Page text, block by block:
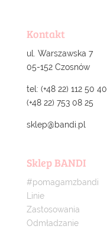
Kontakt
ul. Warszawska 7
05-152 Czosnów
tel: (+48 22) 112 50 40
(+48 22) 753 08 25
sklep@bandi.pl
Sklep BANDI
#pomagamzbandi
Linie
Zastosowania
Odmładzanie